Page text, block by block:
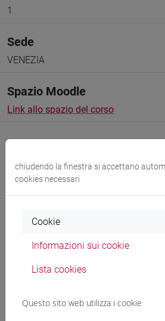
1
Sede
VENEZIA
Spazio Moodle
Link allo spazio del corso
Programma
Docenti
SIMEONI Marta- 48h Lezione
chiudendo la finestra si accettano
cookies necessari
Cookie
Informazioni sui cookie
Lista cookies
Questo sito web utilizza i cookie